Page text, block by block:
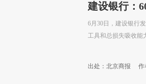
建设银行：
6月30日，建设银行
工具和总损失吸收能
出处：北京商报 作